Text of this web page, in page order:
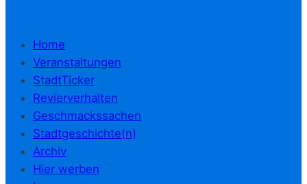
Home
Veranstaltungen
StadtTicker
Revierverhalten
Geschmackssachen
Stadtgeschichte(n)
Archiv
Hier werben